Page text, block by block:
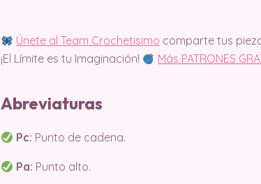
Únete al Team Crochetisimo comparte tus
¡El Límite es tu Imaginación!
Más PATRONES
Abreviaturas
Pc: Punto de cadena.
Pa: Punto alto.